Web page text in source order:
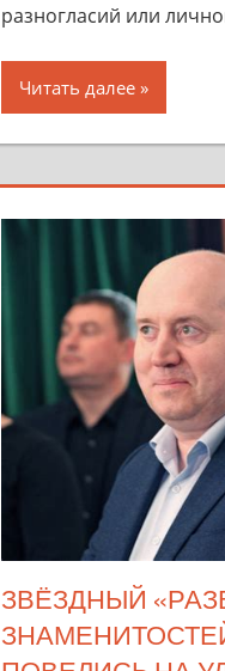
разногласий или
Читать далее
ЗВЁЗДНЫЙ